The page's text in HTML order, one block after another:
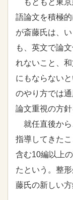
もともと東京
語論文を積極
が斎藤氏は、
も、英文で論
れないこと、
にもならない
のやり方では
論文重視の方
就任直後から
指導してきた
含む10編以上
たという。整
藤氏の新しい